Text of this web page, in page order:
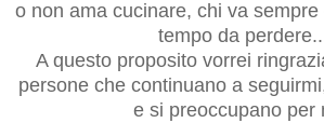
o non ama cucinare, chi va
tempo da
A questo proposito vorrei
persone che continuano a
e si preoccupano per